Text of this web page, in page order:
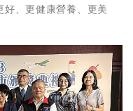
、更健康營養、更美